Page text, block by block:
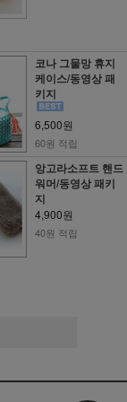
코나 그물망 휴지
케이스/동영상 패
키지
6,500원
60원 적립
앙고라소프트 핸드
워머/동영상 패키
지
4,900원
40원 적립